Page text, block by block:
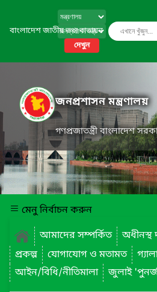
বাংলাদেশ জাতীয় তথ্য বাতায়ন
দেখুন
জনপ্রশাসন মন্ত্রণালয়
গণপ্রজাতন্ত্রী বাংলাদেশ
মেনু নির্বাচন করুন
আমাদের সম্পর্কিত
অধীনস্থ
প্রকল্প
যোগাযোগ ও মতামত
আইন/বিধি/নীতিমালা
জুলাই